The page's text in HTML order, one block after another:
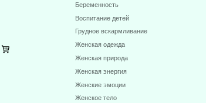
Беременность
Воспитание детей
Грудное вскармливание
Женская одежда
Женская природа
Женская энергия
Женские эмоции
Женское тело